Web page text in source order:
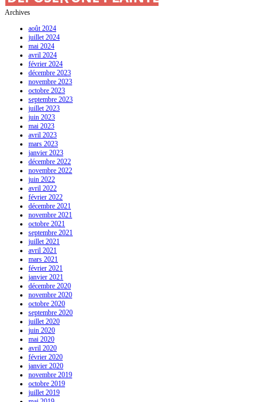
Archives
août 2024
juillet 2024
mai 2024
avril 2024
février 2024
décembre 2023
novembre 2023
octobre 2023
septembre 2023
juillet 2023
juin 2023
mai 2023
avril 2023
mars 2023
janvier 2023
décembre 2022
novembre 2022
juin 2022
avril 2022
février 2022
décembre 2021
novembre 2021
octobre 2021
septembre 2021
juillet 2021
avril 2021
mars 2021
février 2021
janvier 2021
décembre 2020
novembre 2020
octobre 2020
septembre 2020
juillet 2020
juin 2020
mai 2020
avril 2020
février 2020
janvier 2020
novembre 2019
octobre 2019
juillet 2019